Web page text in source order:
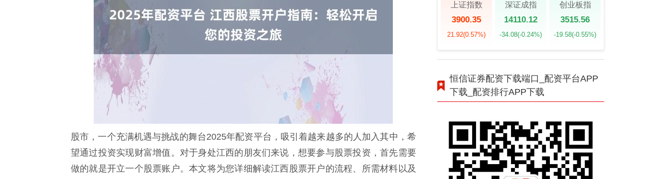
股市，一个充满机遇与挑战的舞台2025年配资平台，吸引着越来越多的人加入其中，希
望通过投资实现财富增值。对于身处江西的朋友们来说，想要参与股票投资，首先需要
做的就是开立一个股票账户。本文将为您详细解读江西股票开户的流程、所需材料以及
上证指数
3900.35
21.92(0.57%)
深证成指
14110.12
-34.08(-0.24%)
创业板指
3515.56
-19.58(-0.55%)
恒信证券配资下载端口_配资平台APP
下载_配资排行APP下载